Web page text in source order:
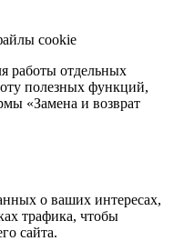
cookie
работы отдельных
полезных функций,
«Замена и возврат
о ваших интересах,
трафика, чтобы
сайта.